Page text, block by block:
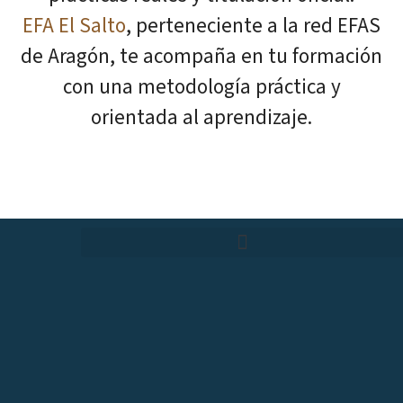
EFA El Salto, perteneciente a la red EFAS
de Aragón, te acompaña en tu formación
con una metodología práctica y
orientada al aprendizaje.